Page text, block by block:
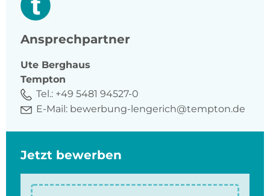
Ansprechpartner
Ute Berghaus
Tempton
Tel.: +49 5481 94527-0
E-Mail: bewerbung-lengerich@tempton.de
Jetzt bewerben